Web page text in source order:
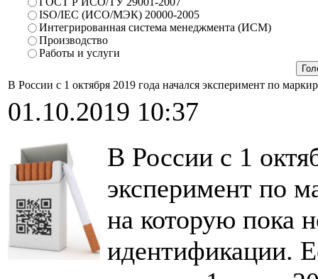
ISO/IEC (ИСО/МЭК) 20000-2005
Интегрированная система менеджмента (ИСМ)
Производство
Работы и услуги
В России с 1 октября 2019 года начался эксперимент по
01.10.2019 10:37
В России с 1
эксперимент по
на которую пока
идентификации.